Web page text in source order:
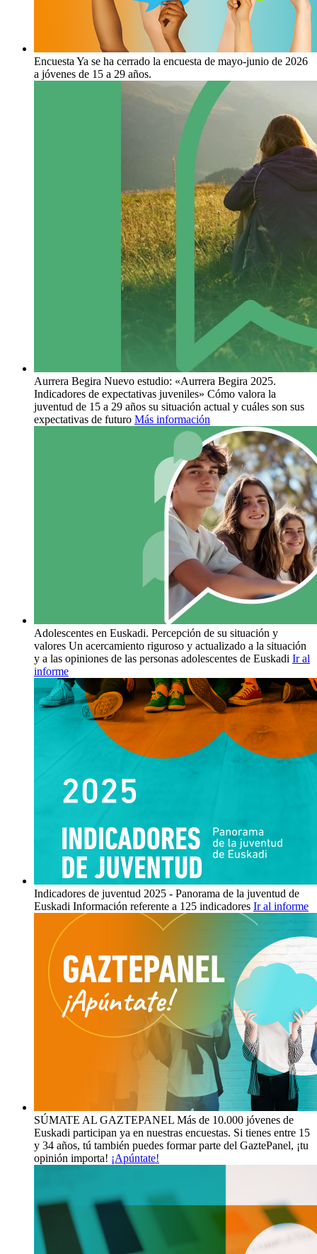
Encuesta Ya se ha cerrado la encuesta de mayo-junio de 2026
a jóvenes de 15 a 29 años.
Aurrera Begira Nuevo estudio: «Aurrera Begira 2025.
Indicadores de expectativas juveniles» Cómo valora la
juventud de 15 a 29 años su situación actual y cuáles son sus
expectativas de futuro Más información
Adolescentes en Euskadi. Percepción de su situación y
valores Un acercamiento riguroso y actualizado a la situación
y a las opiniones de las personas adolescentes de Euskadi Ir al
informe
Indicadores de juventud 2025 - Panorama de la juventud de
Euskadi Información referente a 125 indicadores Ir al informe
SÚMATE AL GAZTEPANEL Más de 10.000 jóvenes de
Euskadi participan ya en nuestras encuestas. Si tienes entre 15
y 34 años, tú también puedes formar parte del GaztePanel, ¡tu
opinión importa! ¡Apúntate!